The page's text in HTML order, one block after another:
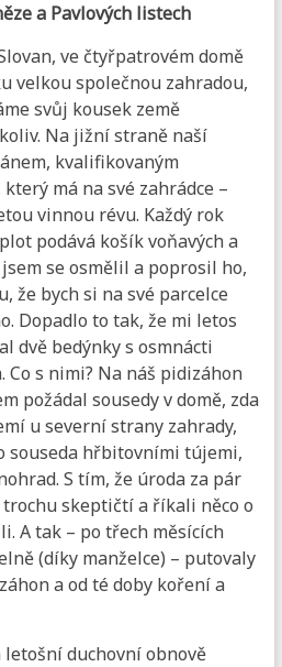
a Pavlových listech
ve čtyřpatrovém domě
velkou společnou zahradou,
svůj kousek země
Na jižní straně naší
kvalifikovaným
má na své zahrádce –
vinnou révu. Každý rok
podává košík voňavých a
se osmělil a poprosil ho,
že bych si na své parcelce
Dopadlo to tak, že mi letos
dvě bedýnky s osmnácti
Co s nimi? Na náš pidizáhon
požádal sousedy v domě, zda
u severní strany zahrady,
souseda hřbitovními tújemi,
S tím, že úroda za pár
skeptičtí a říkali něco o
A tak – po třech měsících
(díky manželce) – putovaly
a od té doby koření a
letošní duchovní obnově